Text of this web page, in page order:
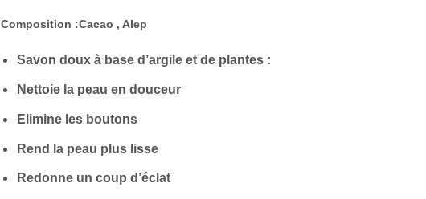
Composition :Cacao , Alep
Savon doux à base d’argile et de plantes :
Nettoie la peau en douceur
Elimine les boutons
Rend la peau plus lisse
Redonne un coup d’éclat